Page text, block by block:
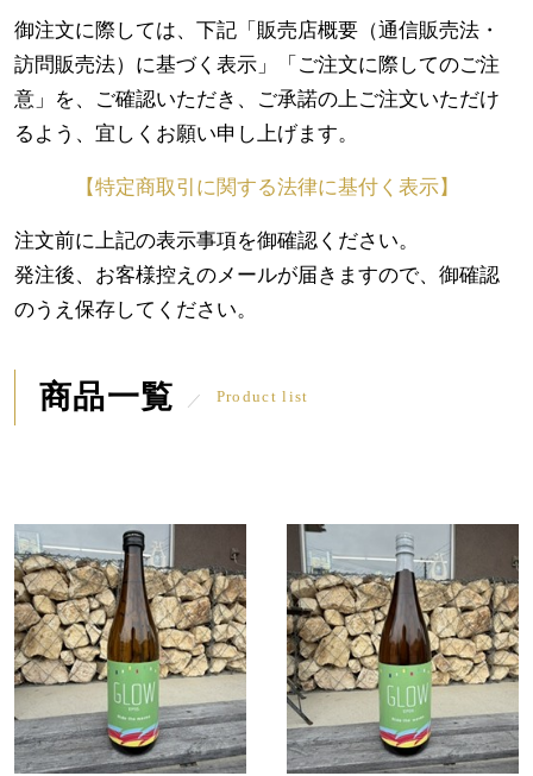
御注文に際しては、下記「販売店概要（通信販売法・
訪問販売法）に基づく表示」「ご注文に際してのご注
意」を、ご確認いただき、ご承諾の上ご注文いただけ
るよう、宜しくお願い申し上げます。
【特定商取引に関する法律に基付く表示】
注文前に上記の表示事項を御確認ください。
発注後、お客様控えのメールが届きますので、御確認
のうえ保存してください。
商品一覧 Product list